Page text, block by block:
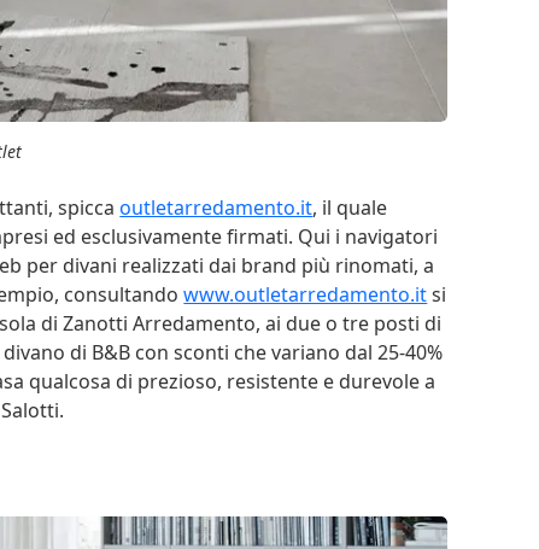
spiccaoutletarredamento.it, il quale
ed esclusivamente firmati. Qui i navigatori
per divani realizzati dai brand più rinomati, a
consultandowww.outletarredamento.itsi
di Zanotti Arredamento, ai due o tre posti di
di B&B con sconti che variano dal 25-40%
qualcosa di prezioso, resistente e durevole a